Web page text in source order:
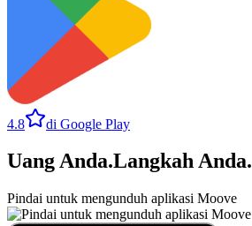
4.8 di Google Play
Uang Anda.Langkah Anda.
Pindai untuk mengunduh aplikasi Moove